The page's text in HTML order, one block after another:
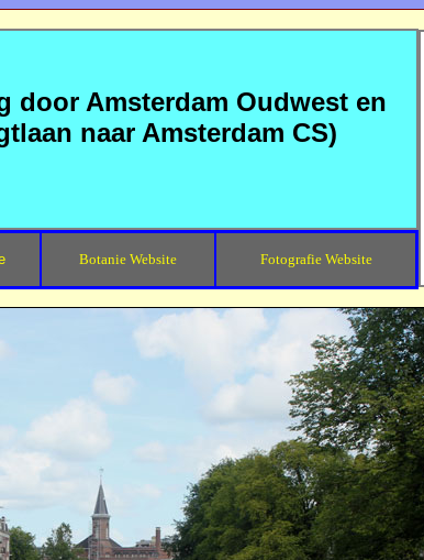
door Amsterdam Oudwest en
naar Amsterdam CS)
Botanie Website Fotografie Website